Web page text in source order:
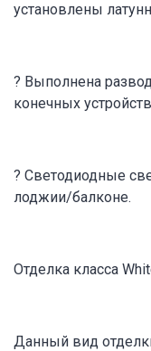
установлены
? Выполнена
конечных
? Светодиодные
лоджии/балконе.
Отделка класса
Данный вид